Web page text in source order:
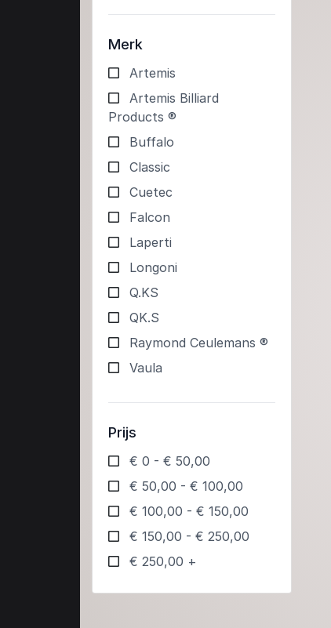
Merk
Artemis
Artemis Billiard
Products ®
Buffalo
Classic
Cuetec
Falcon
Laperti
Longoni
Q.KS
QK.S
Raymond Ceulemans ®
Vaula
Prijs
€ 0 - € 50,00
€ 50,00 - € 100,00
€ 100,00 - € 150,00
€ 150,00 - € 250,00
€ 250,00 +